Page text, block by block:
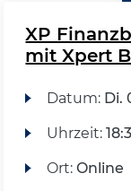
XP
mit Xpert
Datum: Di.
Uhrzeit:
Ort: Online